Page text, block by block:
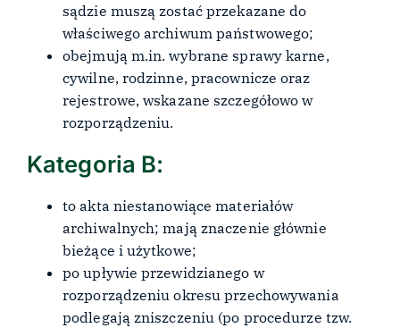
sądzie muszą zostać przekazane do
właściwego archiwum państwowego;
obejmują m.in. wybrane sprawy karne,
cywilne, rodzinne, pracownicze oraz
rejestrowe, wskazane szczegółowo w
rozporządzeniu.
Kategoria B:
to akta niestanowiące materiałów
archiwalnych; mają znaczenie głównie
bieżące i użytkowe;
po upływie przewidzianego w
rozporządzeniu okresu przechowywania
podlegają zniszczeniu (po procedurze tzw.